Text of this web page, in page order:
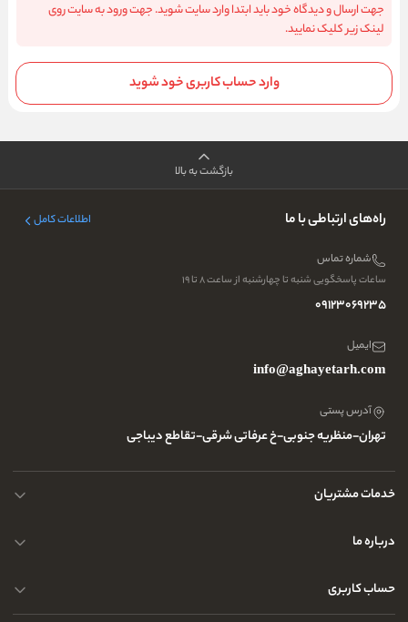
جهت ارسال و دیدگاه خود باید ابتدا وارد سایت شوید. جهت ورود به سایت روی
لینک زیر کلیک نمایید.
وارد حساب کاربری خود شوید
بازگشت به بالا
راه‌های ارتباطی با ما اطلاعات کامل
شماره تماس
ساعات پاسخگویی شنبه تا چهارشنبه از ساعت ۸ تا ۱۹
09123069235
ایمیل
info@aghayetarh.com
آدرس پستی
تهران-منظریه جنوبی-خ عرفاتی شرقی-تقاطع دیباجی
خدمات مشتریان
محصولات چرم
حریم خصوصی کاربران
درباره ما
پرسش و پاسخ های متداول
مجله و بلاگ
حساب کاربری